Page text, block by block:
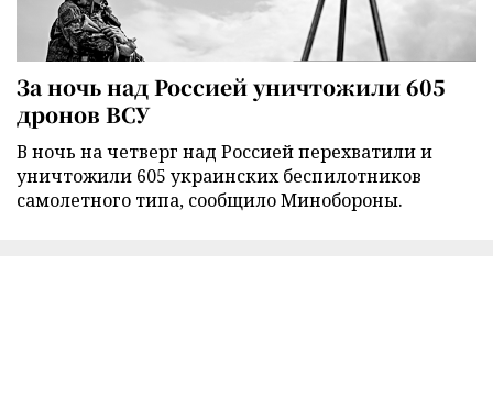
За ночь над Россией уничтожили 605
дронов ВСУ
В ночь на четверг над Россией перехватили и
уничтожили 605 украинских беспилотников
самолетного типа, сообщило Минобороны.